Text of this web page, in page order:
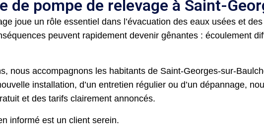
de pompe de relevage à Saint-
joue un rôle essentiel dans l’évacuation des eaux usées et
peuvent rapidement devenir gênantes : écoulement
nous accompagnons les habitants de Saint-Georges-sur-
installation, d’un entretien régulier ou d’un dépannage,
et des tarifs clairement annoncés.
informé est un client serein.